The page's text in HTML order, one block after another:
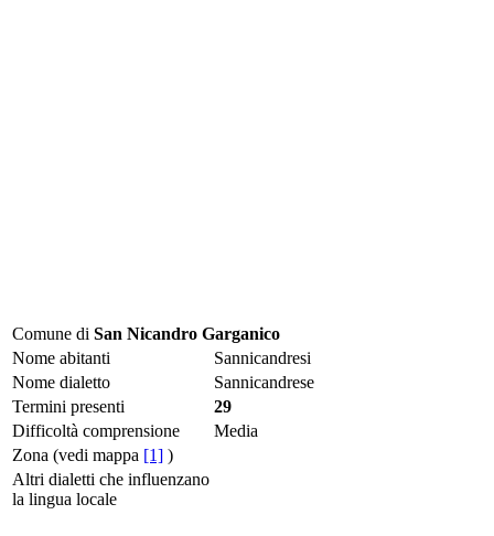
Comune di San Nicandro Garganico
Nome abitanti
Sannicandresi
Nome dialetto
Sannicandrese
Termini presenti
29
Difficoltà comprensione
Media
Zona (vedi mappa [1] )
Altri dialetti che influenzano
la lingua locale